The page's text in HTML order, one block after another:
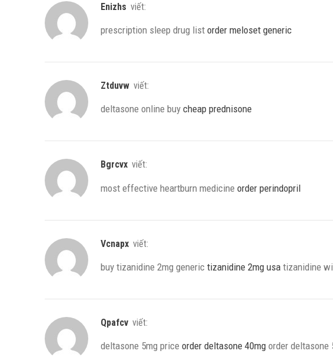
Enizhs viết:
prescription sleep drug list order meloset generic
Ztduvw viết:
deltasone online buy cheap prednisone
Bgrcvx viết:
most effective heartburn medicine order perindopril
Vcnapx viết:
buy tizanidine 2mg generic tizanidine 2mg usa tizanidine
Qpafcv viết:
deltasone 5mg price order deltasone 40mg order deltasone